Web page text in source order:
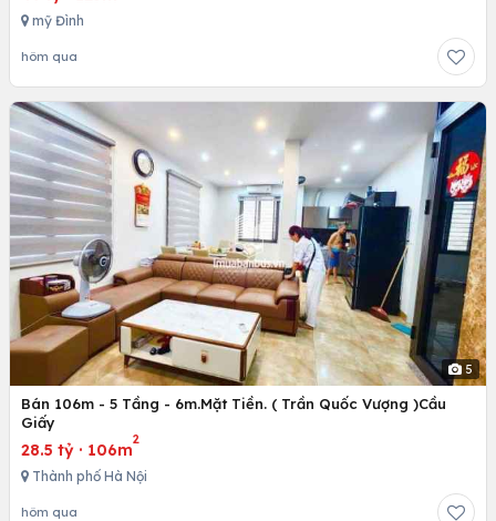
mỹ Đình
hôm qua
5
Bán 106m - 5 Tầng - 6m.Mặt Tiền. ( Trần Quốc Vượng )Cầu
Giấy
28.5 tỷ · 106m
2
Thành phố Hà Nội
hôm qua